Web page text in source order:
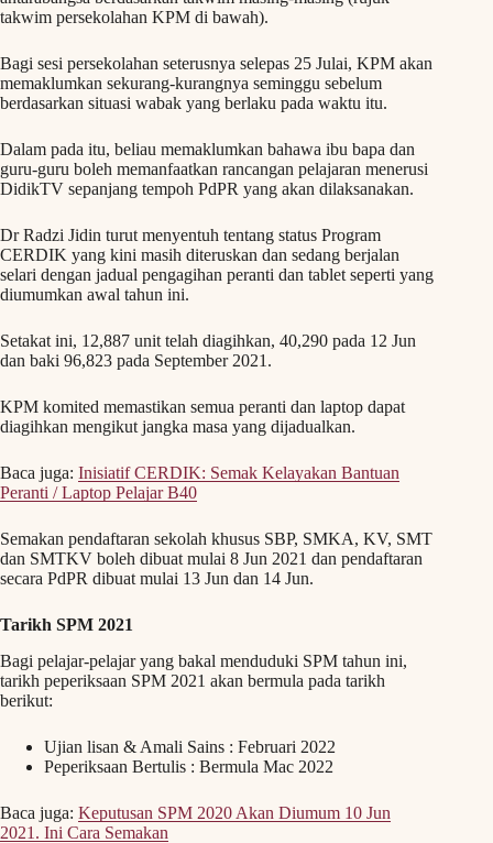
takwim persekolahan KPM di bawah).
Bagi sesi persekolahan seterusnya selepas 25 Julai, KPM akan
memaklumkan sekurang-kurangnya seminggu sebelum
berdasarkan situasi wabak yang berlaku pada waktu itu.
Dalam pada itu, beliau memaklumkan bahawa ibu bapa dan
guru-guru boleh memanfaatkan rancangan pelajaran menerusi
DidikTV sepanjang tempoh PdPR yang akan dilaksanakan.
Dr Radzi Jidin turut menyentuh tentang status Program
CERDIK yang kini masih diteruskan dan sedang berjalan
selari dengan jadual pengagihan peranti dan tablet seperti yang
diumumkan awal tahun ini.
Setakat ini, 12,887 unit telah diagihkan, 40,290 pada 12 Jun
dan baki 96,823 pada September 2021.
KPM komited memastikan semua peranti dan laptop dapat
diagihkan mengikut jangka masa yang dijadualkan.
Baca juga: Inisiatif CERDIK: Semak Kelayakan Bantuan
Peranti / Laptop Pelajar B40
Semakan pendaftaran sekolah khusus SBP, SMKA, KV, SMT
dan SMTKV boleh dibuat mulai 8 Jun 2021 dan pendaftaran
secara PdPR dibuat mulai 13 Jun dan 14 Jun.
Tarikh SPM 2021
Bagi pelajar-pelajar yang bakal menduduki SPM tahun ini,
tarikh peperiksaan SPM 2021 akan bermula pada tarikh
berikut:
Ujian lisan & Amali Sains : Februari 2022
Peperiksaan Bertulis : Bermula Mac 2022
Baca juga: Keputusan SPM 2020 Akan Diumum 10 Jun
2021. Ini Cara Semakan